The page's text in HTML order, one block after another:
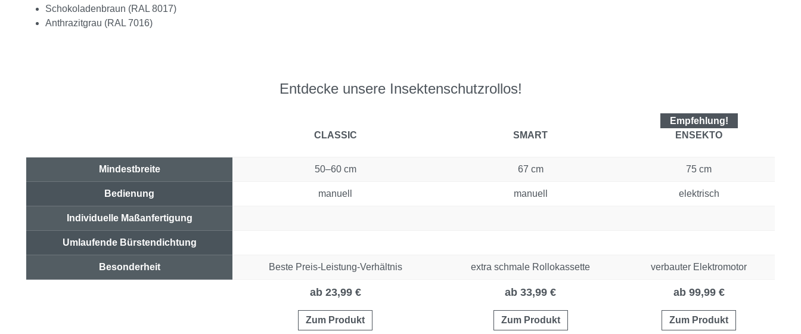
Schokoladenbraun (RAL 8017)
Anthrazitgrau (RAL 7016)
Entdecke unsere Insektenschutzrollos!
CLASSIC SMART
Empfehlung!
ENSEKTO
Mindestbreite 50–60 cm 67 cm 75 cm
Bedienung manuell manuell elektrisch
Individuelle Maßanfertigung
Umlaufende Bürstendichtung
Besonderheit Beste Preis-Leistung-Verhältnis extra schmale Rollokassette
verbauter Elektromotor
ab 23,99 €
Zum Produkt
ab 33,99 €
Zum Produkt
ab 99,99 €
Zum Produkt